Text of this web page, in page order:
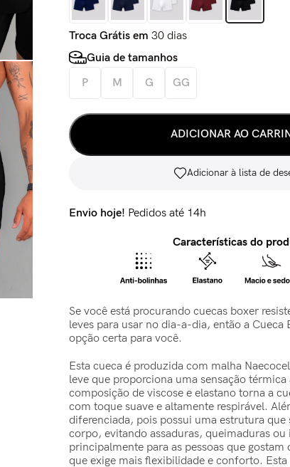
Troca Grátis em 30 dias
Guia de tamanhos
P
M G GG
ADICIONAR AO
Adicionar à lista de
Envio hoje! Pedidos até 14h
Características do
Se você está procurando cuecas boxer
leves para usar no dia-a-dia, então a Cueca
opção certa para você.
Esta cueca é produzida com malha
leve que proporciona uma sensação térmica
composição de viscose e elastano torna a
com toque suave e altamente respirável.
diferenciada, pois possui uma estrutura
corpo, evitando assaduras, queimaduras ou
principalmente para as pessoas que
que exige mais flexibilidade e conforto.